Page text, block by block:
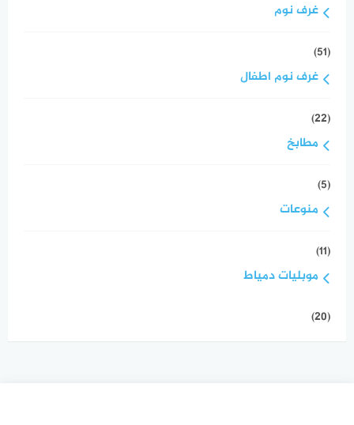
غرف نوم
(51)
غرف نوم اطفال
(22)
مطابخ
(5)
منوعات
(11)
موبليات دمياط
(20)